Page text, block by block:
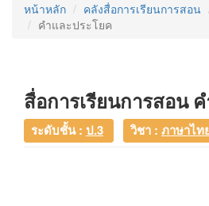
หน้าหลัก คลังสื่อการเรียนการสอน
คำและประโยค
สื่อการเรียนการสอน
ระดับชั้น : ป.3 วิชา : ภาษาไท